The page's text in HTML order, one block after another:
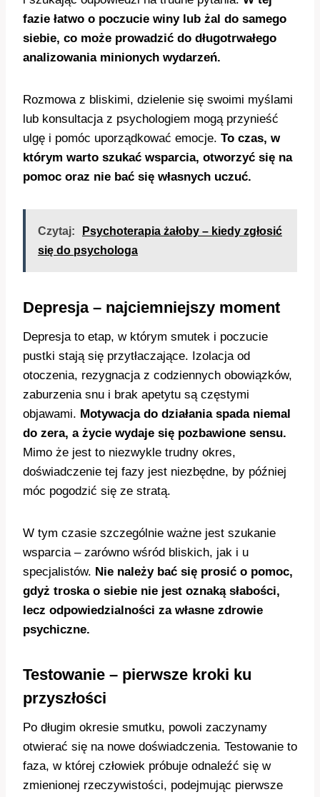
fazie łatwo o poczucie winy lub żal do samego
siebie, co może prowadzić do długotrwałego
analizowania minionych wydarzeń.
Rozmowa z bliskimi, dzielenie się swoimi myślami
lub konsultacja z psychologiem mogą przynieść
ulgę i pomóc uporządkować emocje. To czas, w
którym warto szukać wsparcia, otworzyć się na
pomoc oraz nie bać się własnych uczuć.
Czytaj:
Psychoterapia żałoby – kiedy zgłosić
się do psychologa
Depresja – najciemniejszy moment
Depresja to etap, w którym smutek i poczucie
pustki stają się przytłaczające. Izolacja od
otoczenia, rezygnacja z codziennych obowiązków,
zaburzenia snu i brak apetytu są częstymi
objawami. Motywacja do działania spada niemal
do zera, a życie wydaje się pozbawione sensu.
Mimo że jest to niezwykle trudny okres,
doświadczenie tej fazy jest niezbędne, by później
móc pogodzić się ze stratą.
W tym czasie szczególnie ważne jest szukanie
wsparcia – zarówno wśród bliskich, jak i u
specjalistów. Nie należy bać się prosić o pomoc,
gdyż troska o siebie nie jest oznaką słabości,
lecz odpowiedzialności za własne zdrowie
psychiczne.
Testowanie – pierwsze kroki ku
przyszłości
Po długim okresie smutku, powoli zaczynamy
otwierać się na nowe doświadczenia. Testowanie to
faza, w której człowiek próbuje odnaleźć się w
zmienionej rzeczywistości, podejmując pierwsze